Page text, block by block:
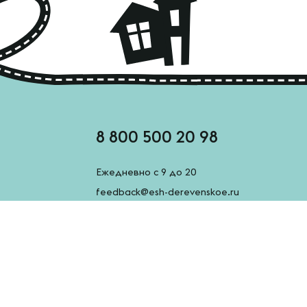
8 800 500 20 98
Ежедневно с 9 до 20
feedback@esh-derevenskoe.ru